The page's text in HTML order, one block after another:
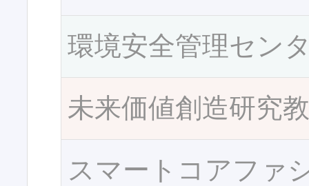
環境安全管理セン
未来価値創造研究
スマートコアファ